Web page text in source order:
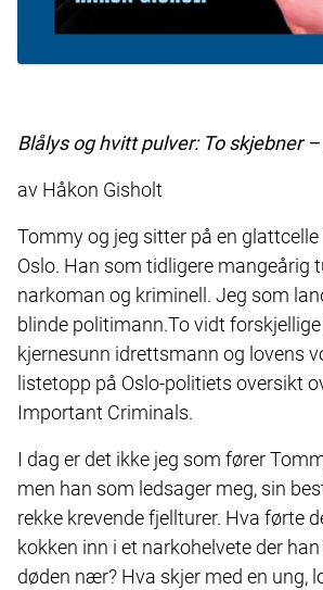
Blålys og hvitt pulver: To skjebner
av Håkon Gisholt
Tommy og jeg sitter på en
Oslo. Han som tidligere mangeårig
narkoman og kriminell. Jeg som
blinde politimann.To vidt
kjernesunn idrettsmann og lovens
listetopp på Oslo-politiets oversikt
Important Criminals.
I dag er det ikke jeg som fører
men han som ledsager meg, sin
rekke krevende fjellturer. Hva førte
kokken inn i et narkohelvete der
døden nær? Hva skjer med en ung,